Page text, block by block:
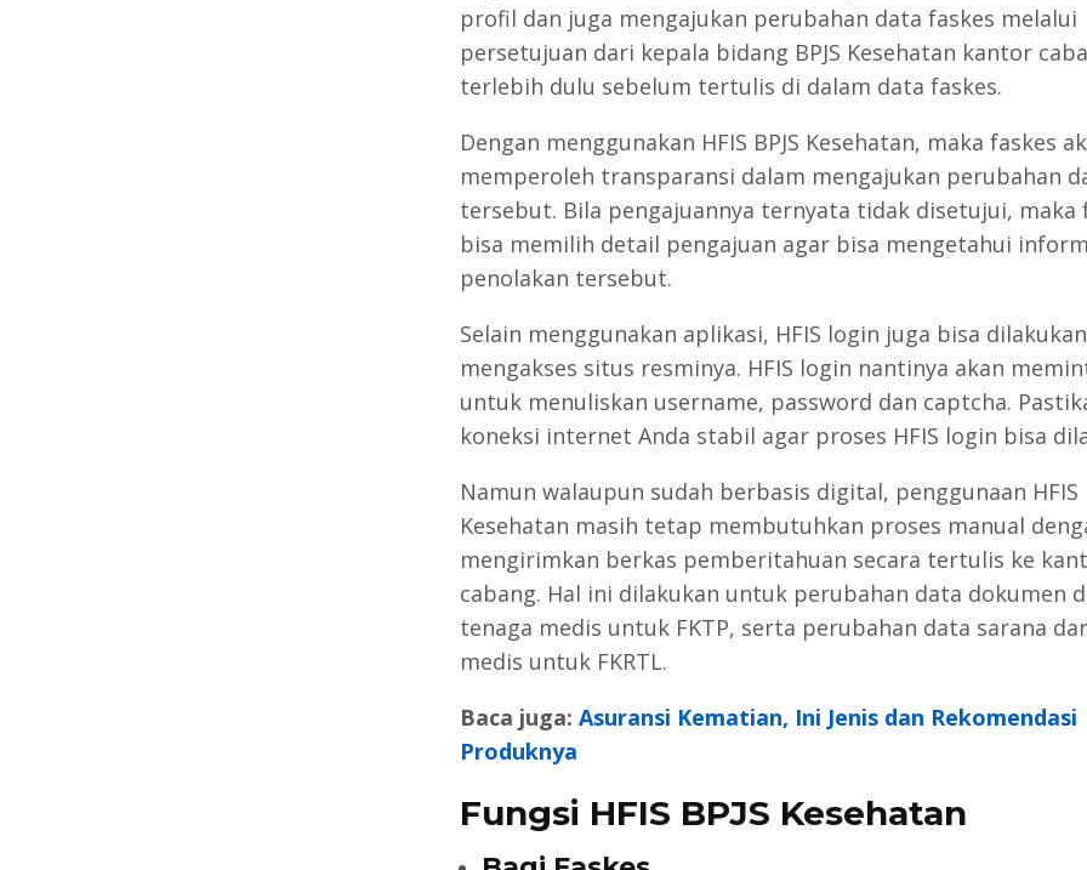
profil dan juga mengajukan perubahan data faskes melalui
persetujuan dari kepala bidang BPJS Kesehatan kantor
terlebih dulu sebelum tertulis di dalam data faskes.
Dengan menggunakan HFIS BPJS Kesehatan, maka faskes
memperoleh transparansi dalam mengajukan perubahan
tersebut. Bila pengajuannya ternyata tidak disetujui, maka
bisa memilih detail pengajuan agar bisa mengetahui
penolakan tersebut.
Selain menggunakan aplikasi, HFIS login juga bisa
mengakses situs resminya. HFIS login nantinya akan
untuk menuliskan username, password dan captcha.
koneksi internet Anda stabil agar proses HFIS login bisa
Namun walaupun sudah berbasis digital, penggunaan HFIS
Kesehatan masih tetap membutuhkan proses manual
mengirimkan berkas pemberitahuan secara tertulis ke
cabang. Hal ini dilakukan untuk perubahan data dokumen
tenaga medis untuk FKTP, serta perubahan data sarana
medis untuk FKRTL.
Baca juga: Asuransi Kematian, Ini Jenis dan Rekomendasi
Produknya
Fungsi HFIS BPJS Kesehatan